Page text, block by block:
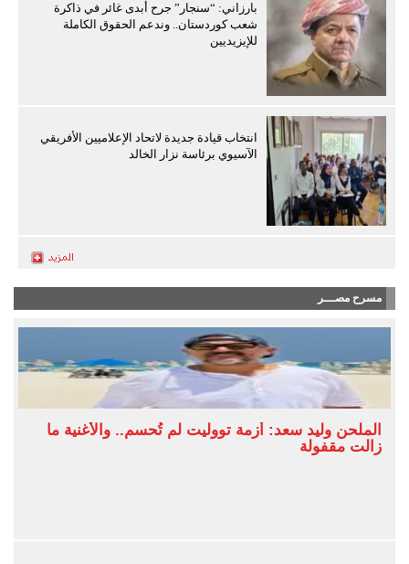
بارزاني: “سنجار” جرح أبدى غائر في ذاكرة
شعب كوردستان.. وندعم الحقوق الكاملة
للإيزيديين
انتخاب قيادة جديدة لاتحاد الإعلاميين الأفريقي
الآسيوي برئاسة نزار الخالد
مسرح مصـــر
الملحن وليد سعد: أزمة تووليت لم تُحسم.. والأغنية ما
زالت مقفولة